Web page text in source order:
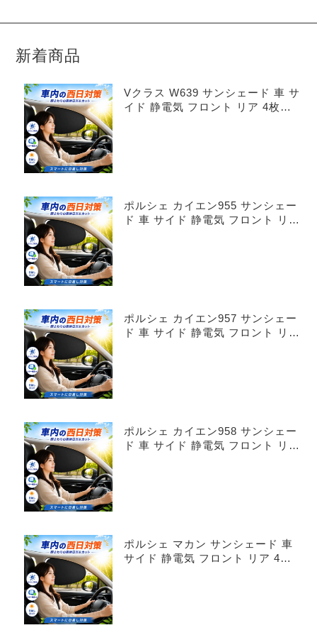
新着商品
Vクラス W639 サンシェード 車 サ
イド 静電気 フロント リア 4枚セ
ポルシェ カイエン955 サンシェー
ド 車 サイド 静電気 フロント リア
ポルシェ カイエン957 サンシェー
ド 車 サイド 静電気 フロント リア
ポルシェ カイエン958 サンシェー
ド 車 サイド 静電気 フロント リア
ポルシェ マカン サンシェード 車
サイド 静電気 フロント リア 4枚